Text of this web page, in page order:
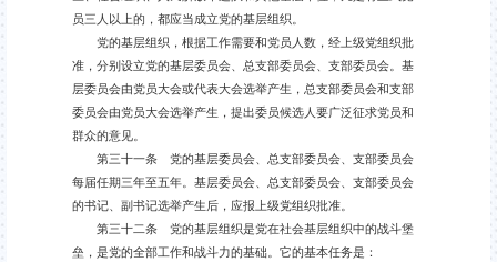
员三人以上的，都应当成立党的基层组织。
党的基层组织，根据工作需要和党员人数，经上级党组织批
准，分别设立党的基层委员会、总支部委员会、支部委员会。基
层委员会由党员大会或代表大会选举产生，总支部委员会和支部
委员会由党员大会选举产生，提出委员候选人要广泛征求党员和
群众的意见。
第三十一条 党的基层委员会、总支部委员会、支部委员会
每届任期三年至五年。基层委员会、总支部委员会、支部委员会
的书记、副书记选举产生后，应报上级党组织批准。
第三十二条 党的基层组织是党在社会基层组织中的战斗堡
垒，是党的全部工作和战斗力的基础。它的基本任务是：